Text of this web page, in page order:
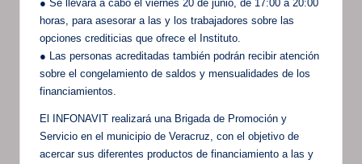
● Se llevará a cabo el viernes 20 de junio, de 17:00 a 20:00
horas, para asesorar a las y los trabajadores sobre las
opciones crediticias que ofrece el Instituto.
● Las personas acreditadas también podrán recibir atención
sobre el congelamiento de saldos y mensualidades de los
financiamientos.
El INFONAVIT realizará una Brigada de Promoción y
Servicio en el municipio de Veracruz, con el objetivo de
acercar sus diferentes productos de financiamiento a las y